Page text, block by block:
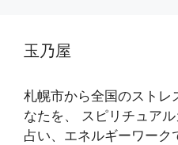
玉乃屋
札幌市から全国のストレ
なたを、 スピリチュア
占い、エネルギーワーク